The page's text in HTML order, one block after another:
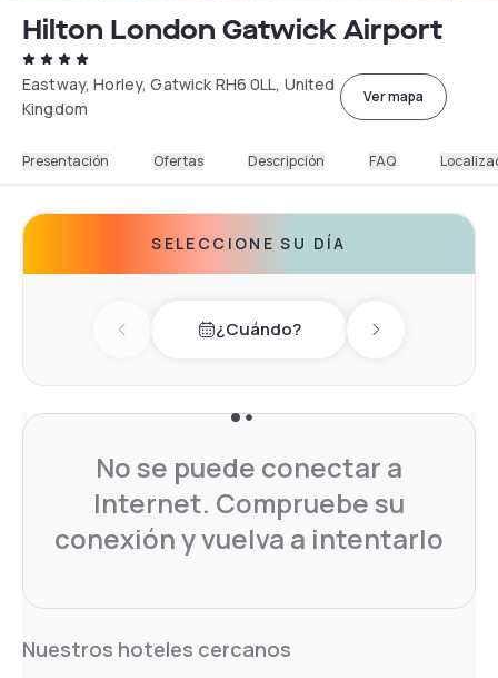
Hilton London Gatwick Airport
Eastway, Horley, Gatwick RH6 0LL, United
Kingdom
Ver mapa
Presentación Ofertas Descripción FAQ
SELECCIONE SU DÍA
Previous day¿Cuándo? Next day
No se puede conectar a
Internet. Compruebe su
conexión y vuelva a intentarlo
Nuestros hoteles cercanos